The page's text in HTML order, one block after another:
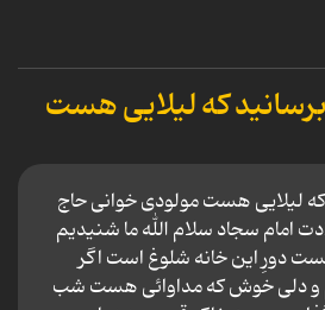
که لیلایی هست
لیلایی هست مولودی خوانی حاج
امام سجاد سلام الله ما شنیدیم
دورِ این خانه شلوغ است اگر
و دلی خوش که مداوائی هست شب